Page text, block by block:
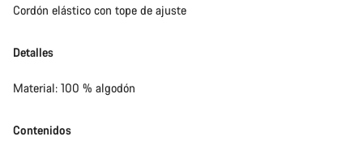
Cordón elástico con tope de ajuste
Detalles
Material: 100 % algodón
Contenidos